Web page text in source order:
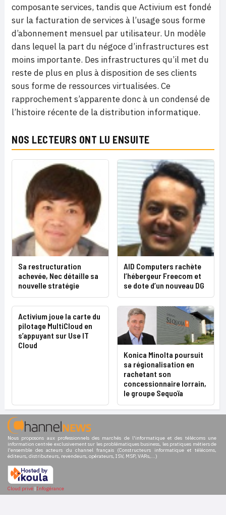
composante services, tandis que Activium est fondé
sur la facturation de services à l’usage sous forme
d’abonnement mensuel par utilisateur. Un modèle
dans lequel la part du négoce d’infrastructures est
moins importante. Des infrastructures qu’il met du
reste de plus en plus à disposition de ses clients
sous forme de ressources virtualisées. Ce
rapprochement s’apparente donc à un condensé de
l’histoire récente de la distribution informatique.
NOS LECTEURS ONT LU ENSUITE
Sa restructuration
achevée, Nec détaille sa
nouvelle stratégie
AID Computers rachète
l’hébergeur Freecom et
se dote d’un nouveau DG
Activium joue la carte du
pilotage MultiCloud en
s’appuyant sur Use IT
Cloud
Konica Minolta poursuit
sa régionalisation en
rachetant son
concessionnaire lorrain,
le groupe Sequoïa
Nous proposons aux professionnels des marchés de l'informatique et des télécoms une
information centrée exclusivement sur les problématiques business, les pratiques métiers de
l'ensemble des acteurs du channel français (Constructeurs informatique et télécoms,
éditeurs, distributeurs, revendeurs, opérateurs, ISV, MSP, VARs,...)
Cloud privé | Infogérance